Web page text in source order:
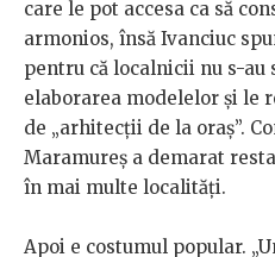
care le pot accesa ca să
armonios, însă Ivanciuc
pentru că localnicii nu s-
elaborarea modelelor și le
de „arhitecții de la oraș”.
Maramureș a demarat
în mai multe localități.
Apoi e costumul popular.